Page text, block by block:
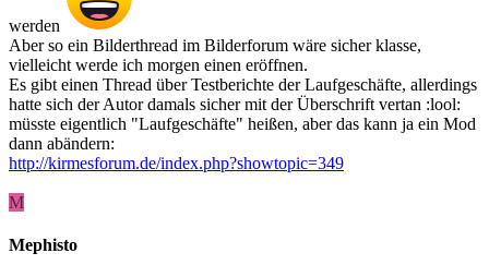
werden
Aber so ein Bilderthread im Bilderforum wäre sicher klasse,
vielleicht werde ich morgen einen eröffnen.
Es gibt einen Thread über Testberichte der Laufgeschäfte, allerdings
hatte sich der Autor damals sicher mit der Überschrift vertan :lool:
müsste eigentlich "Laufgeschäfte" heißen, aber das kann ja ein Mod
dann abändern:
http://kirmesforum.de/index.php?showtopic=349
M
Mephisto